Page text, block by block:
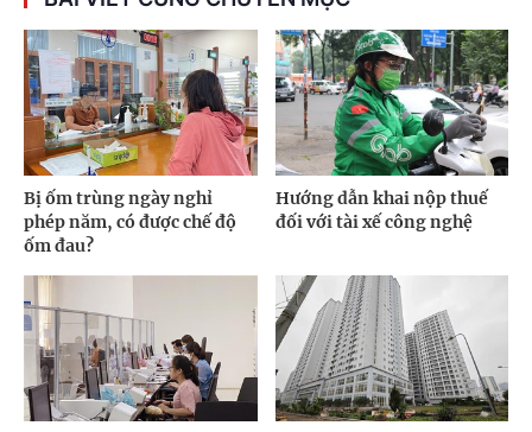
Bị ốm trùng ngày nghỉ
phép năm, có được chế độ
ốm đau?
Hướng dẫn khai nộp thuế
đối với tài xế công nghệ